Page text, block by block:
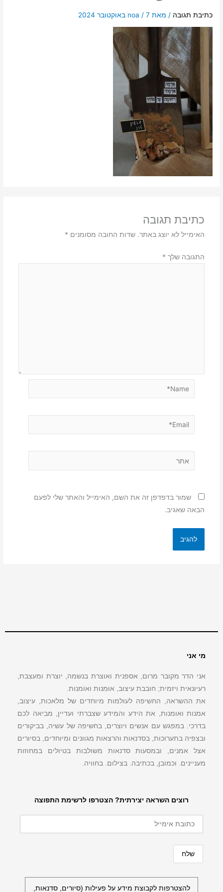
כתיבת תגובה / מאת noa / 7 באוקטובר 2024
כתיבת תגובה
האימייל לא יוצג באתר. שדות החובה מסומנים *
התגובה שלך *
Email*
שמור בדפדפן זה את השם, האימייל והאתר שלי לפעם
הבאה שאגיב.
רוצים השראה יצירתית? הצטרפו לרשימת התפוצה
להצטרפות לקבוצת מידע על פעילות (סיורים, סדנאות,
מי אני
אני הדר מקובר מרום, אספנית ואוצרת בנשמה, יוצרת ומעצבת,
רעיונאית ויזמית; חובבת עיצוב, אוּמנות ואוֹמנות.
את ההשראה, החשיפה לעולמות מיוחדים של מלאכות, עיצוב,
אמנות ואומנות, את הידע והמידע שצברתי ועדיין, מביאה לכם
בדרכי. במפגש עם אנשים ויוצרים, בחשיפה של עשיה, בביקורים
ובצפיה בתערוכות, בסדנאות והרצאות מגוונים ומיוחדים, בסיורים
אצל אמנים, ובמסעות סדנאות משולבות בטיולים במחוזות
מעניינים. וכמובן, בכתיבה. בצילום. בחוויה.